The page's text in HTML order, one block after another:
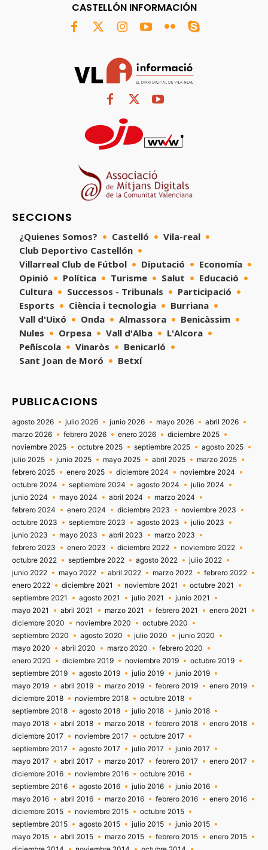
CASTELLÓN INFORMACIÓN
SECCIONS
¿Quienes Somos? Castelló
Vila-real
Club Deportivo Castellón
Villarreal Club de Fútbol
Diputació
Economía
Opinió
Política Turisme Salut
Educació
Cultura
Successos - Tribunals
Participació
Esports
Ciència i tecnologia
Burriana
Vall d'Uixó
Onda Almassora
Benicàssim
Nules
Orpesa Vall d'Alba
L'Alcora
Peñíscola
Vinaròs
Benicarló
Sant Joan de Moró
Betxí
PUBLICACIONS
agosto 2026 julio 2026 junio 2026 mayo 2026
abril 2026
marzo 2026
febrero 2026 enero 2026
diciembre 2025
noviembre 2025
octubre 2025 septiembre 2025
agosto 2025
julio 2025
junio 2025 mayo 2025 abril 2025
marzo 2025
febrero 2025
enero 2025 diciembre 2024
noviembre 2024
octubre 2024
septiembre 2024 agosto 2024
julio 2024
junio 2024
mayo 2024 abril 2024
marzo 2024
febrero 2024
enero 2024 diciembre 2023
noviembre 2023
octubre 2023
septiembre 2023 agosto 2023
julio 2023
junio 2023
mayo 2023 abril 2023
marzo 2023
febrero 2023
enero 2023 diciembre 2022
noviembre 2022
octubre 2022
septiembre 2022 agosto 2022
julio 2022
junio 2022
mayo 2022 abril 2022 marzo 2022
febrero 2022
enero 2022
diciembre 2021 noviembre 2021
octubre 2021
septiembre 2021
agosto 2021 julio 2021
junio 2021
mayo 2021
abril 2021 marzo 2021 febrero 2021
enero 2021
diciembre 2020
noviembre 2020
octubre 2020
septiembre 2020
agosto 2020 julio 2020
junio 2020
mayo 2020
abril 2020 marzo 2020
febrero 2020
enero 2020
diciembre 2019 noviembre 2019
octubre 2019
septiembre 2019
agosto 2019 julio 2019
junio 2019
mayo 2019
abril 2019 marzo 2019 febrero 2019
enero 2019
diciembre 2018
noviembre 2018
octubre 2018
septiembre 2018
agosto 2018 julio 2018
junio 2018
mayo 2018
abril 2018 marzo 2018 febrero 2018
enero 2018
diciembre 2017
noviembre 2017
octubre 2017
septiembre 2017
agosto 2017 julio 2017
junio 2017
mayo 2017
abril 2017 marzo 2017 febrero 2017
enero 2017
diciembre 2016
noviembre 2016
octubre 2016
septiembre 2016
agosto 2016 julio 2016
junio 2016
mayo 2016
abril 2016 marzo 2016 febrero 2016
enero 2016
diciembre 2015
noviembre 2015
octubre 2015
septiembre 2015
agosto 2015 julio 2015
junio 2015
mayo 2015
abril 2015 marzo 2015 febrero 2015
enero 2015